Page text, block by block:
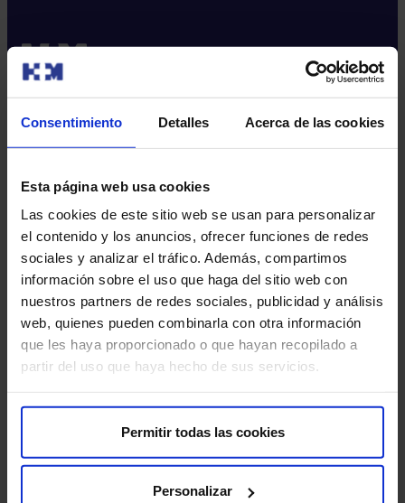
Consentimiento Detalles Acerca de las cookies
Esta página web usa cookies
Las cookies de este sitio web se usan para personalizar
el contenido y los anuncios, ofrecer funciones de redes
sociales y analizar el tráfico. Además, compartimos
información sobre el uso que haga del sitio web con
nuestros partners de redes sociales, publicidad y análisis
web, quienes pueden combinarla con otra información
que les haya proporcionado o que hayan recopilado a
partir del uso que haya hecho de sus servicios.
Permitir todas las cookies
Personalizar
Excelencia y calidad​
Trabaja con nosotros​
Rincón del accionista​
Más HM Hospitales
Fundación HM​
Centro Universitario CUHMED​
Instituto HM Hospitales​
HM CINAC​